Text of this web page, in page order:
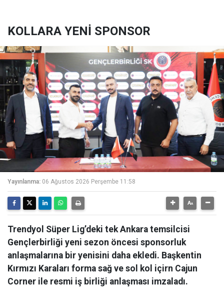
KOLLARA YENİ SPONSOR
Yayınlanma: 06 Ağustos 2026 Perşembe 11:58
Trendyol Süper Lig’deki tek Ankara temsilcisi
Gençlerbirliği yeni sezon öncesi sponsorluk
anlaşmalarına bir yenisini daha ekledi. Başkentin
Kırmızı Karaları forma sağ ve sol kol içirn Cajun
Corner ile resmi iş birliği anlaşması imzaladı.